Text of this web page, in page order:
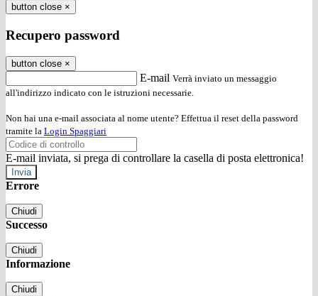
button close ×
Recupero password
button close ×
E-mail Verrà inviato un messaggio
all'indirizzo indicato con le istruzioni necessarie.
Non hai una e-mail associata al nome utente? Effettua il reset della password
tramite la Login Spaggiari
E-mail inviata, si prega di controllare la casella di posta elettronica!
Errore
Chiudi
Successo
Chiudi
Informazione
Chiudi